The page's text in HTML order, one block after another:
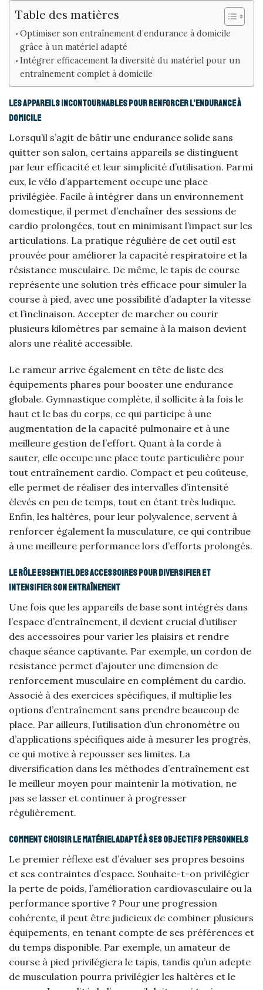
Table des matières
Optimiser son entraînement d’endurance à domicile
grâce à un matériel adapté
Intégrer efficacement la diversité du matériel pour un
entraînement complet à domicile
Les appareils incontournables pour renforcer l’endurance à
domicile
Lorsqu’il s’agit de bâtir une endurance solide sans
quitter son salon, certains appareils se distinguent
par leur efficacité et leur simplicité d’utilisation. Parmi
eux, le vélo d’appartement occupe une place
privilégiée. Facile à intégrer dans un environnement
domestique, il permet d’enchaîner des sessions de
cardio prolongées, tout en minimisant l’impact sur les
articulations. La pratique régulière de cet outil est
prouvée pour améliorer la capacité respiratoire et la
résistance musculaire. De même, le tapis de course
représente une solution très efficace pour simuler la
course à pied, avec une possibilité d’adapter la vitesse
et l’inclinaison. Accepter de marcher ou courir
plusieurs kilomètres par semaine à la maison devient
alors une réalité accessible.
Le rameur arrive également en tête de liste des
équipements phares pour booster une endurance
globale. Gymnastique complète, il sollicite à la fois le
haut et le bas du corps, ce qui participe à une
augmentation de la capacité pulmonaire et à une
meilleure gestion de l’effort. Quant à la corde à
sauter, elle occupe une place toute particulière pour
tout entraînement cardio. Compact et peu coûteuse,
elle permet de réaliser des intervalles d’intensité
élevés en peu de temps, tout en étant très ludique.
Enfin, les haltères, pour leur polyvalence, servent à
renforcer également la musculature, ce qui contribue
à une meilleure performance lors d’efforts prolongés.
Le rôle essentiel des accessoires pour diversifier et
intensifier son entraînement
Une fois que les appareils de base sont intégrés dans
l’espace d’entraînement, il devient crucial d’utiliser
des accessoires pour varier les plaisirs et rendre
chaque séance captivante. Par exemple, un cordon de
resistance permet d’ajouter une dimension de
renforcement musculaire en complément du cardio.
Associé à des exercices spécifiques, il multiplie les
options d’entraînement sans prendre beaucoup de
place. Par ailleurs, l’utilisation d’un chronomètre ou
d’applications spécifiques aide à mesurer les progrès,
ce qui motive à repousser ses limites. La
diversification dans les méthodes d’entraînement est
le meilleur moyen pour maintenir la motivation, ne
pas se lasser et continuer à progresser
régulièrement.
Comment choisir le matériel adapté à ses objectifs personnels
Le premier réflexe est d’évaluer ses propres besoins
et ses contraintes d’espace. Souhaite-t-on privilégier
la perte de poids, l’amélioration cardiovasculaire ou la
performance sportive ? Pour une progression
cohérente, il peut être judicieux de combiner plusieurs
équipements, en tenant compte de ses préférences et
du temps disponible. Par exemple, un amateur de
course à pied privilégiera le tapis, tandis qu’un adepte
de musculation pourra privilégier les haltères et le